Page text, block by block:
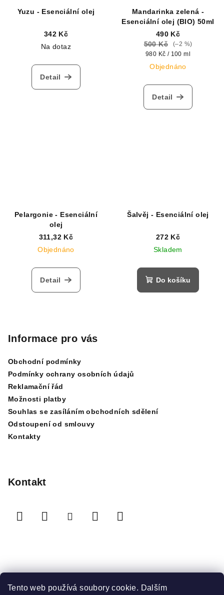
Tento web používá soubory cookie. Dalším
Yuzu - Esenciální olej
342 Kč
Na dotaz
Detail
Mandarinka zelená -
Esenciální olej (BIO) 50ml
490 Kč
500 Kč
(–2 %)
Měrná
cena:
980 Kč / 100 ml
Objednáno
Detail
Pelargonie - Esenciální
olej
311,32 Kč
Objednáno
Detail
Šalvěj - Esenciální olej
272 Kč
Skladem
Do košíku
Informace pro vás
Obchodní podmínky
Podmínky ochrany osobních údajů
Reklamační řád
Možnosti platby
Souhlas se zasíláním obchodních sdělení
Odstoupení od smlouvy
Kontakty
Kontakt
Přijímáme online platby